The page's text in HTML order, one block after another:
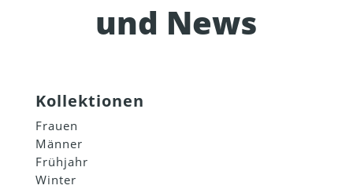
und News
Kollektionen
Frauen
Männer
Frühjahr
Winter